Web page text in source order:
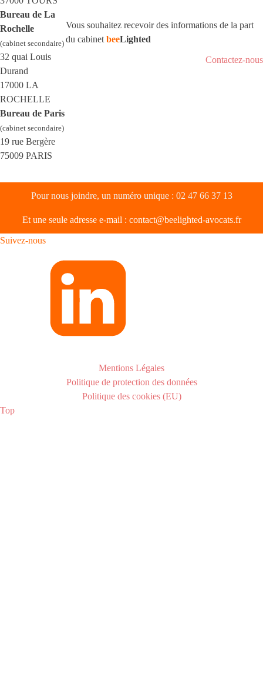
Bureau de La
Rochelle
(cabinet secondaire)
32 quai Louis
Durand
17000 LA
ROCHELLE
Bureau de Paris
(cabinet secondaire)
19 rue Bergère
75009 PARIS
Vous souhaitez recevoir des informations de la part
du cabinet beeLighted
Contactez-nous
Pour nous joindre, un numéro unique : 02 47 66 37 13
Et une seule adresse e-mail : contact@beelighted-avocats.fr
Suivez-nous
Mentions Légales
Politique de protection des données
Politique des cookies (EU)
Top